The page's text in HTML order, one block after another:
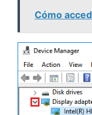
Cómo